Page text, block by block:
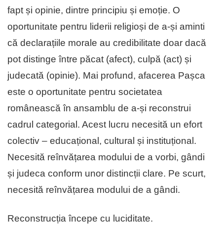
fapt și opinie, dintre principiu și emoție. O
oportunitate pentru liderii religioși de a-și aminti
că declarațiile morale au credibilitate doar dacă
pot distinge între păcat (afect), culpă (act) și
judecată (opinie). Mai profund, afacerea Pașca
este o oportunitate pentru societatea
românească în ansamblu de a-și reconstrui
cadrul categorial. Acest lucru necesită un efort
colectiv – educațional, cultural și instituțional.
Necesită reînvățarea modului de a vorbi, gândi
și judeca conform unor distincții clare. Pe scurt,
necesită reînvățarea modului de a gândi.
Reconstrucția începe cu luciditate.